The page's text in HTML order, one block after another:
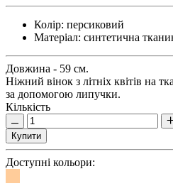
Колір: персиковий
Матеріал: синтетична
Довжина - 59 см.
Ніжний вінок з літніх квітів на
за допомогою липучки.
Кількість
Купити
Доступні кольори: